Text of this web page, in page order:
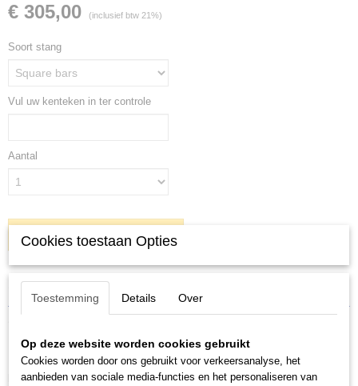
€ 305,00 (inclusief btw 21%)
Soort stang
Vul uw kenteken in ter controle
Aantal
IN WINKELWAGEN
Specificaties
Productcode
Nissan Note,5 deurs hatchback , bouwjaar 2020-2021 met een
Cookies toestaan Opties
Toestemming Details Over
Op deze website worden cookies gebruikt
Cookies worden door ons gebruikt voor verkeersanalyse, het
aanbieden van sociale media-functies en het personaliseren van